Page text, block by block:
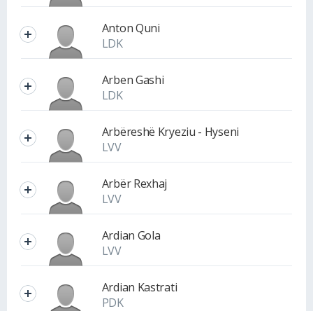
Anton Quni
LDK
Arben Gashi
LDK
Arbëreshë Kryeziu - Hyseni
LVV
Arbër Rexhaj
LVV
Ardian Gola
LVV
Ardian Kastrati
PDK